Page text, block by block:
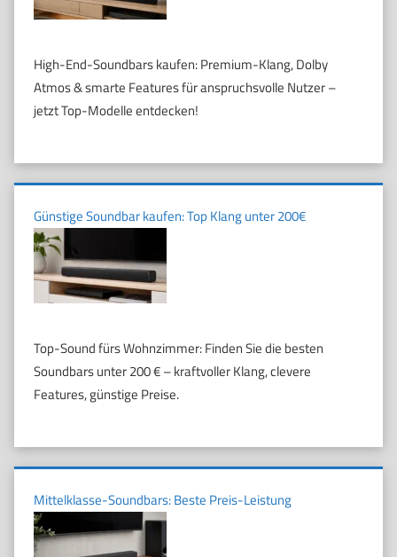
High-End-Soundbars kaufen: Premium-Klang, Dolby
Atmos & smarte Features für anspruchsvolle Nutzer –
jetzt Top-Modelle entdecken!
Günstige Soundbar kaufen: Top Klang unter 200€
Top-Sound fürs Wohnzimmer: Finden Sie die besten
Soundbars unter 200 € – kraftvoller Klang, clevere
Features, günstige Preise.
Mittelklasse-Soundbars: Beste Preis-Leistung